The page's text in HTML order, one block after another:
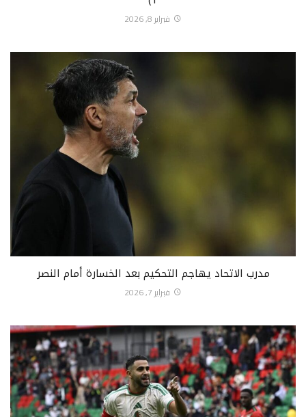
فبراير 8, 2026
مدرب الاتحاد يهاجم التحكيم بعد الخسارة أمام النصر
فبراير 7, 2026